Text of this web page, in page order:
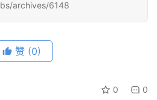
archives/6148
赞 (0)
0 0